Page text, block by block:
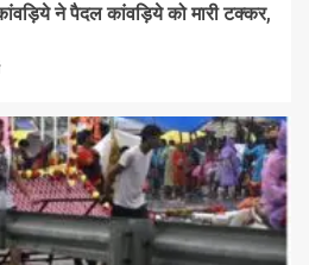
ने पैदल कांवड़िये को मारी टक्कर,